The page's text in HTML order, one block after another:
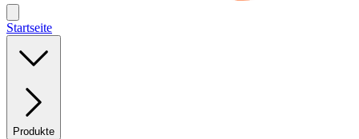
Startseite
Produkte